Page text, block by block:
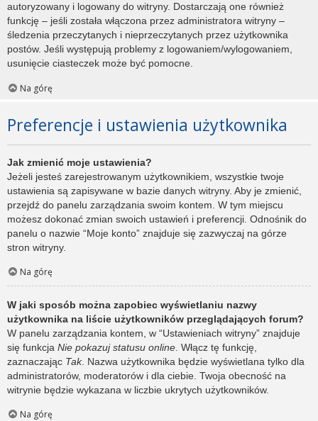
autoryzowany i logowany do witryny. Dostarczają one również
funkcję – jeśli została włączona przez administratora witryny –
śledzenia przeczytanych i nieprzeczytanych przez użytkownika
postów. Jeśli występują problemy z logowaniem/wylogowaniem,
usunięcie ciasteczek może być pomocne.
Na górę
Preferencje i ustawienia użytkownika
Jak zmienić moje ustawienia?
Jeżeli jesteś zarejestrowanym użytkownikiem, wszystkie twoje
ustawienia są zapisywane w bazie danych witryny. Aby je zmienić,
przejdź do panelu zarządzania swoim kontem. W tym miejscu
możesz dokonać zmian swoich ustawień i preferencji. Odnośnik do
panelu o nazwie “Moje konto” znajduje się zazwyczaj na górze
stron witryny.
Na górę
W jaki sposób można zapobiec wyświetlaniu nazwy
użytkownika na liście użytkowników przeglądających forum?
W panelu zarządzania kontem, w “Ustawieniach witryny” znajduje
się funkcja Nie pokazuj statusu online . Włącz tę funkcję,
zaznaczając Tak. Nazwa użytkownika będzie wyświetlana tylko dla
administratorów, moderatorów i dla ciebie. Twoja obecność na
witrynie będzie wykazana w liczbie ukrytych użytkowników.
Na górę